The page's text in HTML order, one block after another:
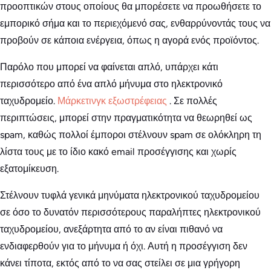
προοπτικών στους οποίους θα μπορέσετε να προωθήσετε το
εμπορικό σήμα και το περιεχόμενό σας, ενθαρρύνοντάς τους να
προβούν σε κάποια ενέργεια, όπως η αγορά ενός προϊόντος.
Παρόλο που μπορεί να φαίνεται απλό, υπάρχει κάτι
περισσότερο από ένα απλό μήνυμα στο ηλεκτρονικό
ταχυδρομείο. Μάρκετινγκ εξωστρέφειας . Σε πολλές
περιπτώσεις, μπορεί στην πραγματικότητα να θεωρηθεί ως
spam, καθώς πολλοί έμποροι στέλνουν spam σε ολόκληρη τη
λίστα τους με το ίδιο κακό email προσέγγισης και χωρίς
εξατομίκευση.
Στέλνουν τυφλά γενικά μηνύματα ηλεκτρονικού ταχυδρομείου
σε όσο το δυνατόν περισσότερους παραλήπτες ηλεκτρονικού
ταχυδρομείου, ανεξάρτητα από το αν είναι πιθανό να
ενδιαφερθούν για το μήνυμα ή όχι. Αυτή η προσέγγιση δεν
κάνει τίποτα, εκτός από το να σας στείλει σε μια γρήγορη